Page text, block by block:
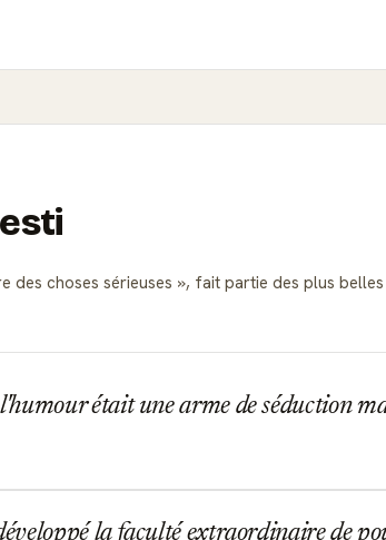
des choses sérieuses
, fait partie des plus
était une arme de séduction
la faculté extraordinaire de